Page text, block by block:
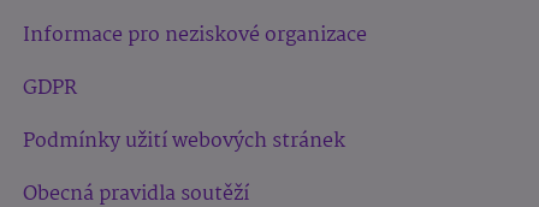
Informace pro neziskové organizace
GDPR
Podmínky užití webových stránek
Obecná pravidla soutěží